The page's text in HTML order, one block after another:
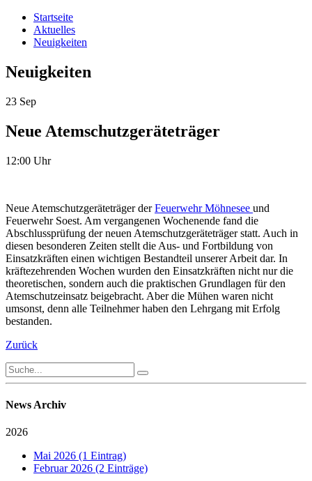
Startseite
Aktuelles
Neuigkeiten
Neuigkeiten
23 Sep
Neue Atemschutzgeräteträger
12:00 Uhr
Neue Atemschutzgeräteträger derFeuerwehr Möhnesee und
Feuerwehr Soest. Am vergangenen Wochenende fand die
Abschlussprüfung der neuen Atemschutzgeräteträger statt. Auch in
diesen besonderen Zeiten stellt die Aus- und Fortbildung von
Einsatzkräften einen wichtigen Bestandteil unserer Arbeit dar. In
kräftezehrenden Wochen wurden den Einsatzkräften nicht nur die
theoretischen, sondern auch die praktischen Grundlagen für den
Atemschutzeinsatz beigebracht. Aber die Mühen waren nicht
umsonst, denn alle Teilnehmer haben den Lehrgang mit Erfolg
bestanden.
Zurück
News Archiv
2026
Mai 2026 (1 Eintrag)
Februar 2026 (2 Einträge)